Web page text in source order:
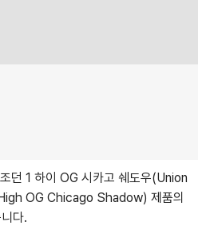
던 1 하이 OG 시카고 쉐도우(Union
OG Chicago Shadow) 제품의
다.